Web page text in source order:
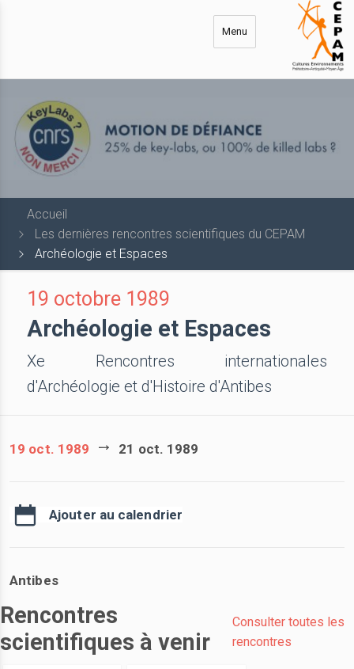
Menu
Accueil
Les dernières rencontres scientifiques du CEPAM
Archéologie et Espaces
19 octobre 1989
Archéologie et Espaces
Xe Rencontres internationales
d'Archéologie et d'Histoire d'Antibes
19 oct. 1989 21 oct. 1989
Ajouter au calendrier
Antibes
Rencontres
scientifiques à venir
Consulter toutes les
rencontres